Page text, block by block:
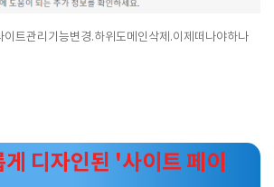
트관리기능변경.하위도메인삭제.이제떠나야하나
디자인된 '사이트 페이